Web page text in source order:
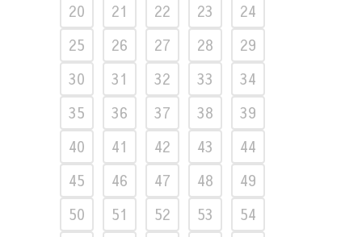
20
21 22 23
24
25
26 27 28
29
30
31 32 33
34
35
36 37 38
39
40
41 42 43
44
45
46 47 48
49
50
51 52 53
54